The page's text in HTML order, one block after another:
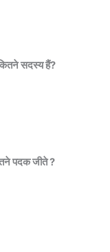
सदस्य हैं?
पदक जीते ?